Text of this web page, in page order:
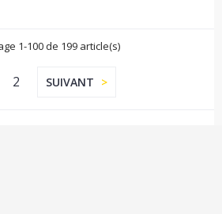
1-100 de 199 article(s)
2 SUIVANT